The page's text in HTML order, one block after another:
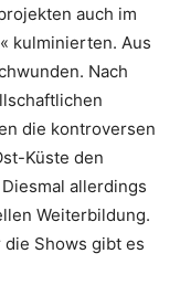
auch im
kulminierten. Aus
Nach
die kontroversen
Küste den
allerdings
Weiterbildung.
Shows gibt es